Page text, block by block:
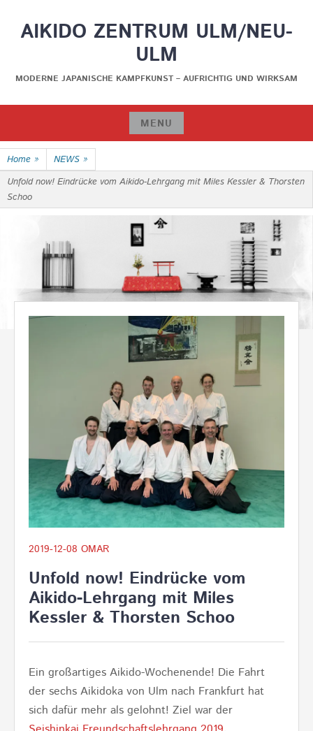
AIKIDO ZENTRUM ULM/NEU-
ULM
MODERNE JAPANISCHE KAMPFKUNST – AUFRICHTIG UND WIRKSAM
MENU
Skip
to
content
Home » NEWS »
Unfold now! Eindrücke vom Aikido-Lehrgang mit Miles Kessler & Thorsten
Schoo
2019-12-08 OMAR
Unfold now! Eindrücke vom
Aikido-Lehrgang mit Miles
Kessler & Thorsten Schoo
Ein großartiges Aikido-Wochenende! Die Fahrt
der sechs Aikidoka von Ulm nach Frankfurt hat
sich dafür mehr als gelohnt! Ziel war der